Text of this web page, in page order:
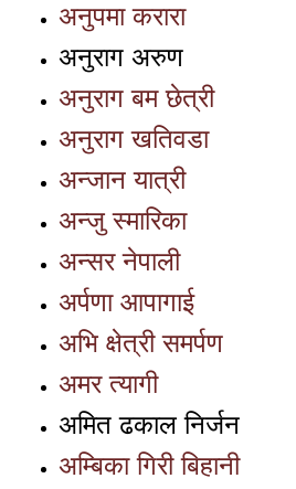
अनुपमा करारा
अनुराग अरुण
अनुराग बम छेत्री
अनुराग खतिवडा
अन्जान यात्री
अन्जु स्मारिका
अन्सर नेपाली
अर्पणा आपागाई
अभि क्षेत्री समर्पण
अमर त्यागी
अमित ढकाल निर्जन
अम्बिका गिरी बिहानी